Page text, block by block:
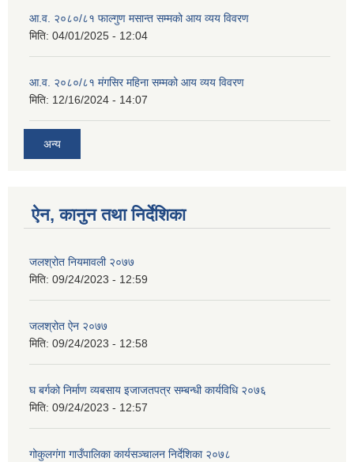
आ.व. २०८०/८१ फाल्गुण मसान्त सम्मको आय व्यय विवरण
मिति: 04/01/2025 - 12:04
आ.व. २०८०/८१ मंगसिर महिना सम्मको आय व्यय विवरण
मिति: 12/16/2024 - 14:07
अन्य
ऐन, कानुन तथा निर्देशिका
जलश्रोत नियमावली २०७७
मिति: 09/24/2023 - 12:59
जलश्रोत ऐन २०७७
मिति: 09/24/2023 - 12:58
घ बर्गको निर्माण व्यबसाय इजाजतपत्र सम्बन्धी कार्यविधि २०७६
मिति: 09/24/2023 - 12:57
गोकुलगंगा गाउँपालिका कार्यसञ्चालन निर्देशिका २०७८